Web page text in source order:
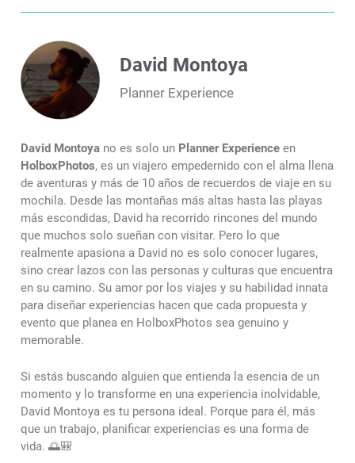
David Montoya
Planner Experience
David Montoya no es solo un Planner Experience en
HolboxPhotos, es un viajero empedernido con el alma llena
de aventuras y más de 10 años de recuerdos de viaje en su
mochila. Desde las montañas más altas hasta las playas
más escondidas, David ha recorrido rincones del mundo
que muchos solo sueñan con visitar. Pero lo que
realmente apasiona a David no es solo conocer lugares,
sino crear lazos con las personas y culturas que encuentra
en su camino. Su amor por los viajes y su habilidad innata
para diseñar experiencias hacen que cada propuesta y
evento que planea en HolboxPhotos sea genuino y
memorable.
Si estás buscando alguien que entienda la esencia de un
momento y lo transforme en una experiencia inolvidable,
David Montoya es tu persona ideal. Porque para él, más
que un trabajo, planificar experiencias es una forma de
vida. 🌅🎒